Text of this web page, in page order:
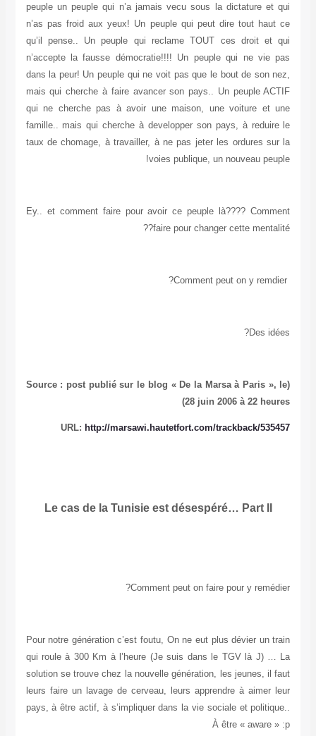
peuple un peuple qui n’a jamais vecu sous la dictature et qui
n’as pas froid aux yeux! Un peuple qui peut dire tout haut ce
qu’il pense.. Un peuple qui reclame TOUT ces droit et qui
n’accepte la fausse démocratie!!!! Un peuple qui ne vie pas
dans la peur! Un peuple qui ne voit pas que le bout de son nez,
mais qui cherche à faire avancer son pays.. Un peuple ACTIF
qui ne cherche pas à avoir une maison, une voiture et une
famille.. mais qui cherche à developper son pays, à reduire le
taux de chomage, à travailler, à ne pas jeter les ordures sur la
voies publique, un nouveau peuple!
Ey.. et comment faire pour avoir ce peuple là???? Comment
faire pour changer cette mentalité??
Des idées?
(Source : post publié sur le blog « De la Marsa à Paris », le
28 juin 2006 à 22 heures)
URL: http://marsawi.hautetfort.com/trackback/535457
Le cas de la Tunisie est désespéré… Part II
Comment peut on faire pour y remédier?
Pour notre génération c’est foutu, On ne eut plus dévier un train
qui roule à 300 Km à l’heure (Je suis dans le TGV là J) … La
solution se trouve chez la nouvelle génération, les jeunes, il faut
leurs faire un lavage de cerveau, leurs apprendre à aimer leur
pays, à être actif, à s’impliquer dans la vie sociale et politique..
À être « aware » :p